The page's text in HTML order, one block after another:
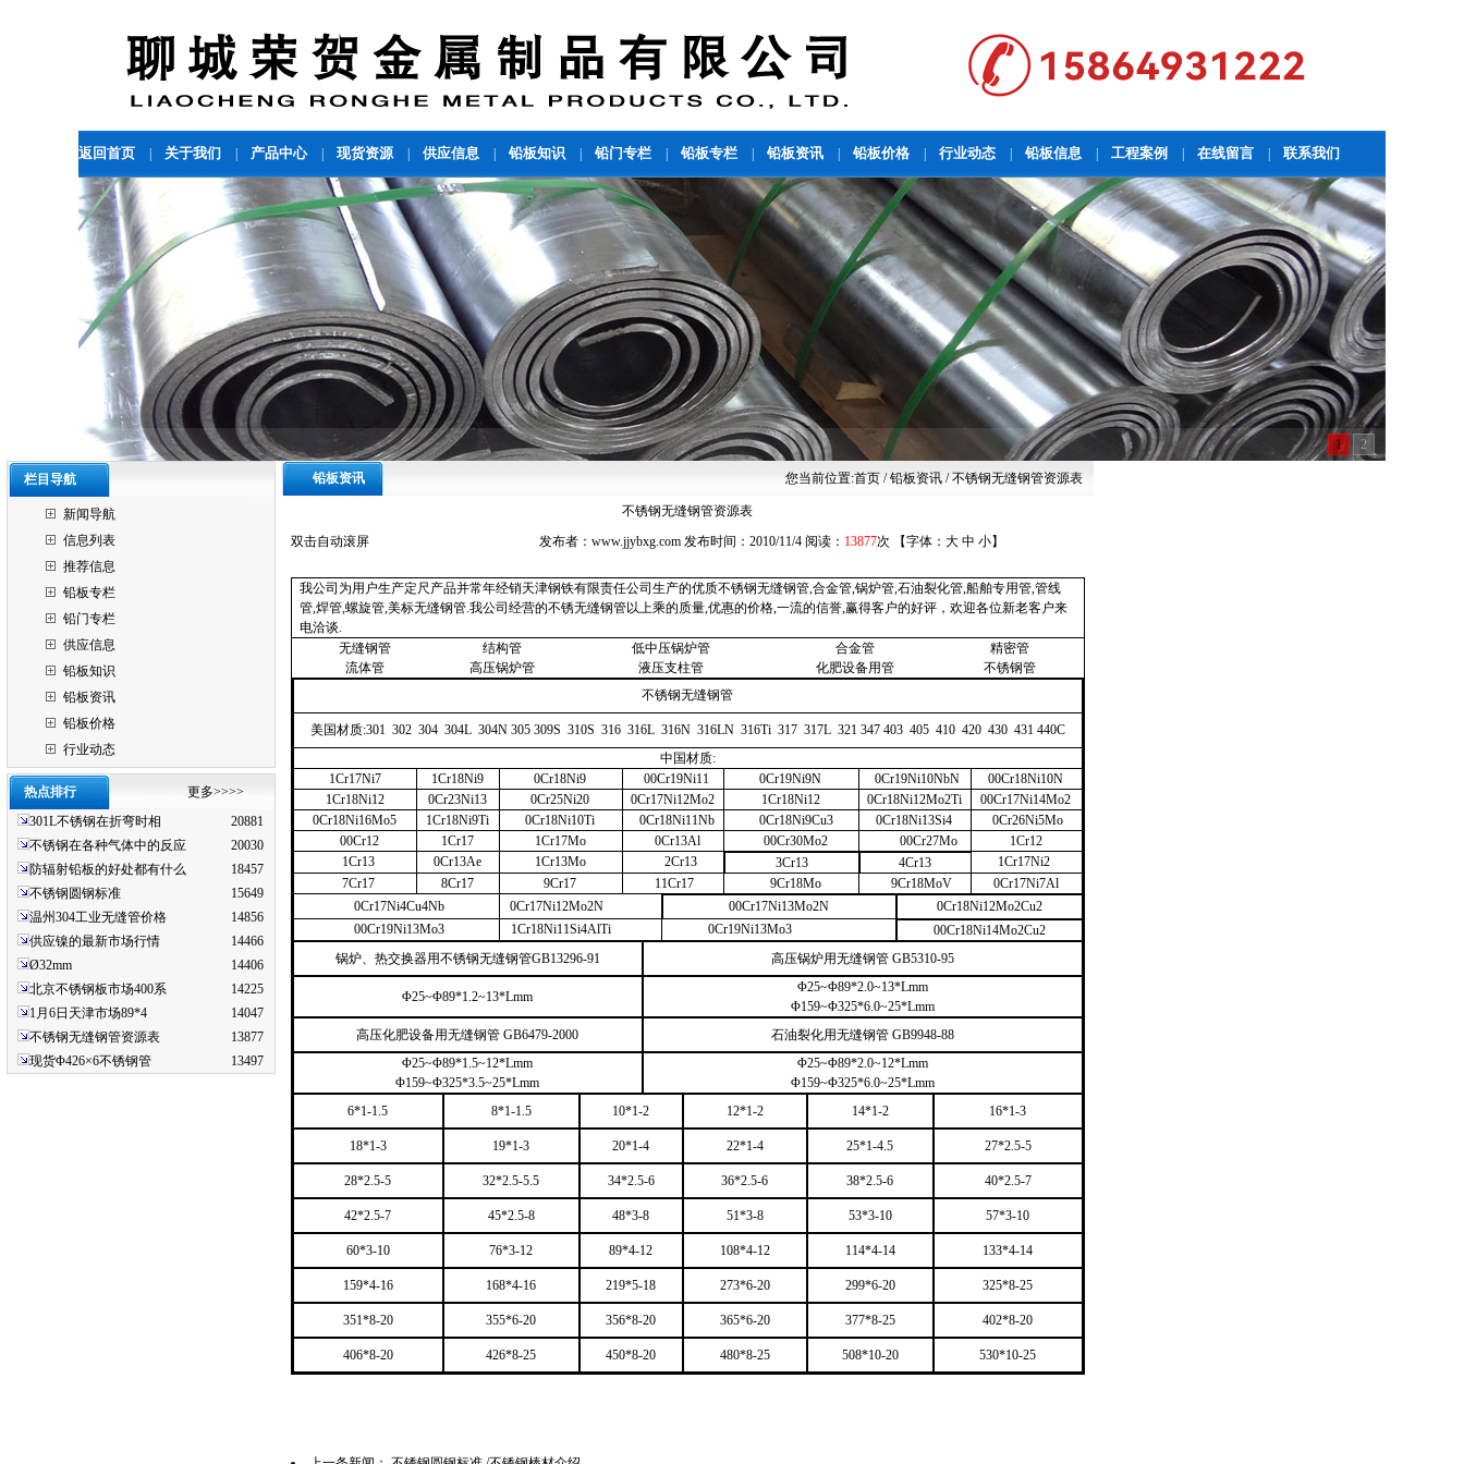
返回首页 关于我们 产品中心 现货资源 供应信息 铅板知识 铅门专栏 铅板专栏 铅板资讯 铅板价格 行业动态 铅板信息 工程案例 在线留言 联系我们
1 2
栏目导航
新闻导航
信息列表
推荐信息
铅板专栏
铅门专栏
供应信息
铅板知识
铅板资讯
铅板价格
行业动态
热点排行
更多>>>>
301L不锈钢在折弯时相
20881
不锈钢在各种气体中的反应
20030
防辐射铅板的好处都有什么
18457
不锈钢圆钢标准
15649
温州304工业无缝管价格
14856
供应镍的最新市场行情
14466
Ø32mm
14406
北京不锈钢板市场400系
14225
1月6日天津市场89*4
14047
不锈钢无缝钢管资源表
13877
现货Φ426×6不锈钢管
13497
铅板资讯 您当前位置:首页 / 铅板资讯 / 不锈钢无缝钢管资源表
不锈钢无缝钢管资源表
双击自动滚屏
发布者： www.jjybxg.com发布时间：2010/11/4 阅读： 13877次 【字体： 大 中 小】
我公司为用户生产定尺产品并常年经销天津钢铁有限责任公司生产的优质不锈钢无缝钢管,合金管,锅炉管,石油裂化管,船舶专用管,管线
管,焊管,螺旋管,美标无缝钢管.我公司经营的不锈无缝钢管以上乘的质量,优惠的价格,一流的信誉,赢得客户的好评，欢迎各位新老客户来
电洽谈.
无缝钢管
结构管 低中压锅炉管 合金管
精密管
流体管
高压锅炉管 液压支柱管 化肥设备用管
不锈钢管
不锈钢无缝钢管
美国材质:301 302 304 304L 304N 305 309S 310S 316 316L 316N 316LN 316Ti 317 317L 321 347 403 405 410 420 430 431 440C
中国材质:
1Cr17Ni7
1Cr18Ni9 0Cr18Ni9 00Cr19Ni11 0Cr19Ni9N 0Cr19Ni10NbN
00Cr18Ni10N
1Cr18Ni12
0Cr23Ni13 0Cr25Ni20 0Cr17Ni12Mo2 1Cr18Ni12 0Cr18Ni12Mo2Ti
00Cr17Ni14Mo2
0Cr18Ni16Mo5
1Cr18Ni9Ti 0Cr18Ni10Ti 0Cr18Ni11Nb 0Cr18Ni9Cu3 0Cr18Ni13Si4
0Cr26Ni5Mo
00Cr12
1Cr17 1Cr17Mo 0Cr13Al 00Cr30Mo2 00Cr27Mo
1Cr12
1Cr13
0Cr13Ae 1Cr13Mo 2Cr13 3Cr13 4Cr13
1Cr17Ni2
7Cr17
8Cr17 9Cr17 11Cr17 9Cr18Mo 9Cr18MoV
0Cr17Ni7Al
0Cr17Ni4Cu4Nb
0Cr17Ni12Mo2N 00Cr17Ni13Mo2N
0Cr18Ni12Mo2Cu2
00Cr19Ni13Mo3
1Cr18Ni11Si4AlTi 0Cr19Ni13Mo3
00Cr18Ni14Mo2Cu2
锅炉、热交换器用不锈钢无缝钢管GB13296-91 高压锅炉用无缝钢管GB5310-95
Φ25~Φ89*1.2~13*Lmm
Φ25~Φ89*2.0~13*Lmm
Φ159~Φ325*6.0~25*Lmm
高压化肥设备用无缝钢管 GB6479-2000 石油裂化用无缝钢管GB9948-88
Φ25~Φ89*1.5~12*Lmm
Φ159~Φ325*3.5~25*Lmm
Φ25~Φ89*2.0~12*Lmm
Φ159~Φ325*6.0~25*Lmm
6*1-1.5
8*1-1.5 10*1-2 12*1-2 14*1-2 16*1-3
18*1-3 19*1-3 20*1-4 22*1-4 25*1-4.5 27*2.5-5
28*2.5-5 32*2.5-5.5 34*2.5-6 36*2.5-6 38*2.5-6 40*2.5-7
42*2.5-7 45*2.5-8 48*3-8 51*3-8 53*3-10 57*3-10
60*3-10 76*3-12 89*4-12 108*4-12 114*4-14 133*4-14
159*4-16 168*4-16 219*5-18 273*6-20 299*6-20 325*8-25
351*8-20 355*6-20 356*8-20 365*6-20 377*8-25 402*8-20
406*8-20 426*8-25 450*8-20 480*8-25 508*10-20 530*10-25